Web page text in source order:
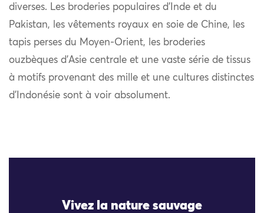
diverses. Les broderies populaires d’Inde et du
Pakistan, les vêtements royaux en soie de Chine, les
tapis perses du Moyen-Orient, les broderies
ouzbèques d’Asie centrale et une vaste série de tissus
à motifs provenant des mille et une cultures distinctes
d’Indonésie sont à voir absolument.
Vivez la nature sauvage